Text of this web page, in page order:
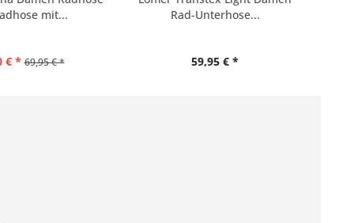
mit...
€ * 69,95 € *
Rad-Unterhose...
59,95 € *